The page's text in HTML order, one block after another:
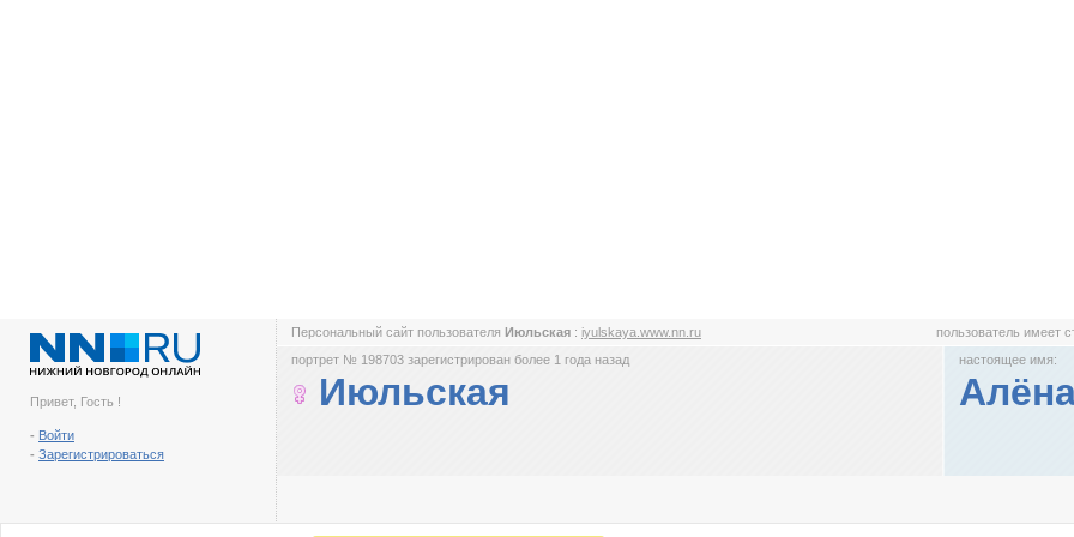
Привет, Гость !
- Войти
- Зарегистрироваться
Персональный сайт пользователя Июльская : iyulskaya.www.nn.ru пользователь имеет
портрет № 198703 зарегистрирован более 1 года назад
Июльская
настоящее имя: